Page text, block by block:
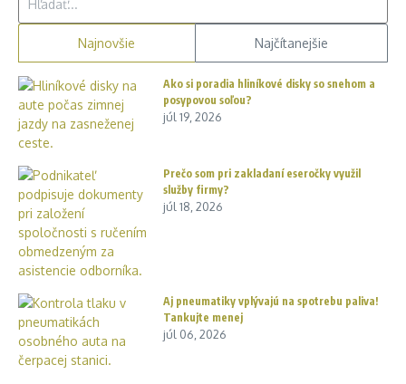
Najnovšie Najčítanejšie
Ako si poradia hliníkové disky so snehom a
posypovou soľou?
júl 19, 2026
Prečo som pri zakladaní eseročky využil
služby firmy?
júl 18, 2026
Aj pneumatiky vplývajú na spotrebu paliva!
Tankujte menej
júl 06, 2026